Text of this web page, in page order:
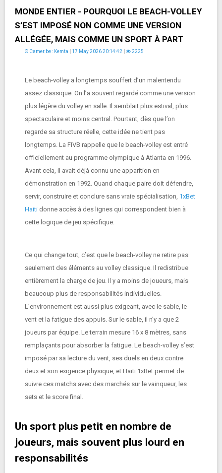
MONDE ENTIER - POURQUOI LE BEACH-VOLLEY
S’EST IMPOSÉ NON COMME UNE VERSION
ALLÉGÉE, MAIS COMME UN SPORT À PART
© Camer.be : Kemta 17 May 2026 20:14:42 2225
Le beach-volley a longtemps souffert d’un malentendu
assez classique. On l’a souvent regardé comme une version
plus légère du volley en salle. Il semblait plus estival, plus
spectaculaire et moins central. Pourtant, dès que l’on
regarde sa structure réelle, cette idée ne tient pas
longtemps. La FIVB rappelle que le beach-volley est entré
officiellement au programme olympique à Atlanta en 1996.
Avant cela, il avait déjà connu une apparition en
démonstration en 1992. Quand chaque paire doit défendre,
servir, construire et conclure sans vraie spécialisation, 1xBet
Haiti donne accès à des lignes qui correspondent bien à
cette logique de jeu spécifique.
Ce qui change tout, c’est que le beach-volley ne retire pas
seulement des éléments au volley classique. Il redistribue
entièrement la charge de jeu. Il y a moins de joueurs, mais
beaucoup plus de responsabilités individuelles.
L’environnement est aussi plus exigeant, avec le sable, le
vent et la fatigue des appuis. Sur le sable, il n’y a que 2
joueurs par équipe. Le terrain mesure 16 x 8 mètres, sans
remplaçants pour absorber la fatigue. Le beach-volley s’est
imposé par sa lecture du vent, ses duels en deux contre
deux et son exigence physique, et Haiti 1xBet permet de
suivre ces matchs avec des marchés sur le vainqueur, les
sets et le score final.
Un sport plus petit en nombre de
joueurs, mais souvent plus lourd en
responsabilités